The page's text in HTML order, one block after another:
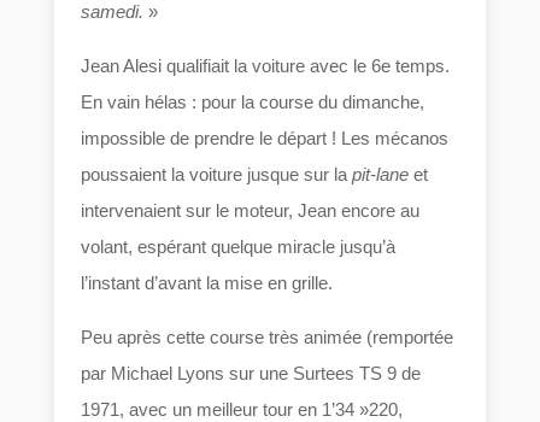
samedi. »
Jean Alesi qualifiait la voiture avec le 6e temps.
En vain hélas : pour la course du dimanche,
impossible de prendre le départ ! Les mécanos
poussaient la voiture jusque sur lapit-lane et
intervenaient sur le moteur, Jean encore au
volant, espérant quelque miracle jusqu’à
l’instant d’avant la mise en grille.
Peu après cette course très animée (remportée
par Michael Lyons sur une Surtees TS 9 de
1971, avec un meilleur tour en 1’34 »220,